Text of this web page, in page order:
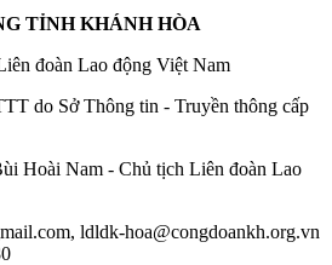
TỈNH KHÁNH HÒA
đoàn Lao động Việt Nam
do Sở Thông tin - Truyền thông cấp
Hoài Nam - Chủ tịch Liên đoàn Lao
ldldk-hoa@congdoankh.org.vn